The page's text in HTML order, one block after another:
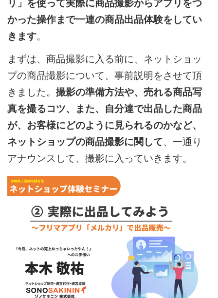
リ」を使って実際に商品撮影からアプリをつ
かった操作まで一連の商品出品体験をしてい
きます。
まずは、商品撮影に入る前に、ネットショッ
プの商品撮影について、事前説明をさせて頂
きました。 撮影の準備方法や、売れる商品写
真を撮るコツ、また、自分達で出品した商品
が、お客様にどのように見られるのかなど、
ネットショップの商品撮影に関して、一通り
アナウンスして、撮影に入っていきます。